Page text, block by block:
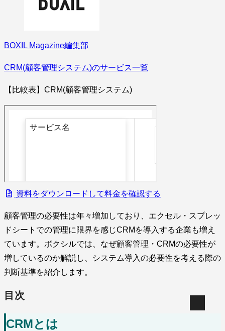
BOXIL Magazine編集部
CRM(顧客管理システム)のサービス一覧
【比較表】CRM(顧客管理システム)
資料をダウンロードして料金を確認する
顧客管理の必要性は年々増加しており、エクセル・スプレッ
ドシートでの管理に限界を感じCRMを導入する企業も増え
ています。ボクシルでは、なぜ顧客管理・CRMの必要性が
増しているのか解説し、システム導入の必要性を考える際の
判断基準を紹介します。
目次
CRMとは